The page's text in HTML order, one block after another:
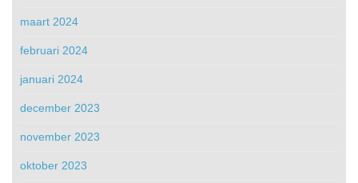
maart 2024
februari 2024
januari 2024
december 2023
november 2023
oktober 2023